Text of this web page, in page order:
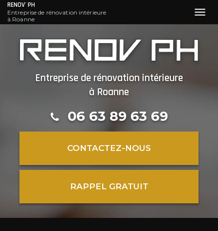
contenu
RENOV' PH
Entreprise de rénovation intérieure
à Roanne
Entreprise de rénovation intérieure
à Roanne
06 63 89 63 69
CONTACTEZ-NOUS
RAPPEL GRATUIT